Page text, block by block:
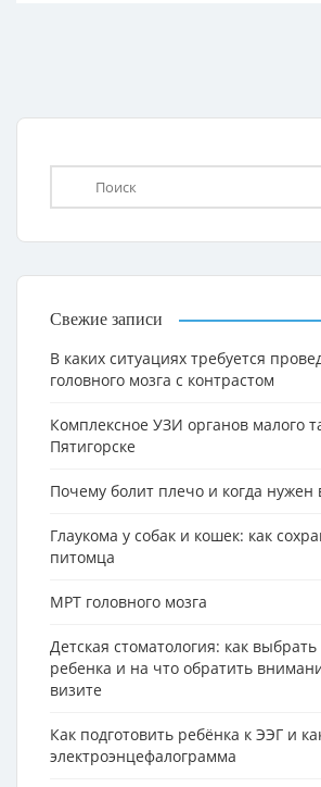
Свежие записи
В каких ситуациях требуется
головного мозга с контрастом
Комплексное УЗИ органов малого
Пятигорске
Почему болит плечо и когда нужен
Глаукома у собак и кошек: как
питомца
МРТ головного мозга
Детская стоматология: как
ребенка и на что обратить
визите
Как подготовить ребёнка к ЭЭГ и
электроэнцефалограмма